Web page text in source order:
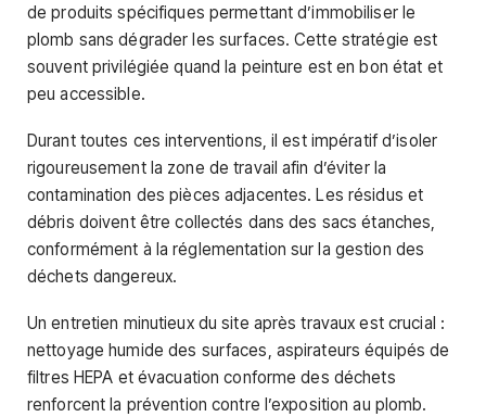
de produits spécifiques permettant d’immobiliser le
plomb sans dégrader les surfaces. Cette stratégie est
souvent privilégiée quand la peinture est en bon état et
peu accessible.
Durant toutes ces interventions, il est impératif d’isoler
rigoureusement la zone de travail afin d’éviter la
contamination des pièces adjacentes. Les résidus et
débris doivent être collectés dans des sacs étanches,
conformément à la réglementation sur la gestion des
déchets dangereux.
Un entretien minutieux du site après travaux est crucial :
nettoyage humide des surfaces, aspirateurs équipés de
filtres HEPA et évacuation conforme des déchets
renforcent la prévention contre l’exposition au plomb.